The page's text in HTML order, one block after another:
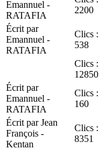
Emannuel -
RATAFIA
2200
Écrit par
Emannuel -
RATAFIA
Clics :
538
Clics :
12850
Écrit par
Emannuel -
RATAFIA
Clics :
160
Écrit par Jean
François -
Kentan
Clics :
8351